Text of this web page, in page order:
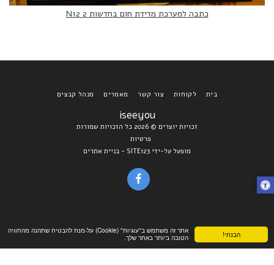
הבנתי!
אתר זה משתמש ב"עוגיות" (Cookie) על-מנת להבטיח שתהנה מהחוויה
הטובה ביותר באתר שלך.
כתבה למערכת מדידת חום בחדשות 2 N12
iseeyou
זכויות יוצרים © 2026 כל הזכויות שמורות
פרטיות
מופעל על-ידי SITE123
- בניית אתרים
בית לקוחות צור קשר מאמרים מנהל קבצים